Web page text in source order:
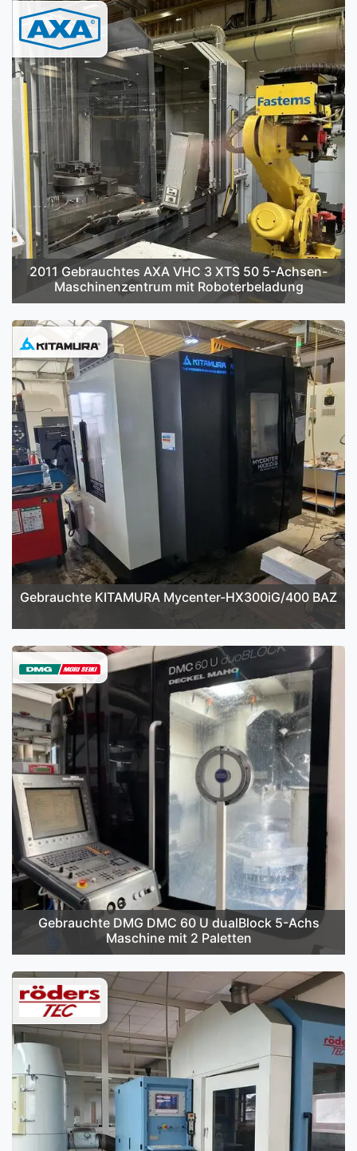
2011 Gebrauchtes AXA VHC 3 XTS 50 5-Achsen-
Maschinenzentrum mit Roboterbeladung
Gebrauchte KITAMURA Mycenter-HX300iG/400 BAZ
Gebrauchte DMG DMC 60 U dualBlock 5-Achs
Maschine mit 2 Paletten